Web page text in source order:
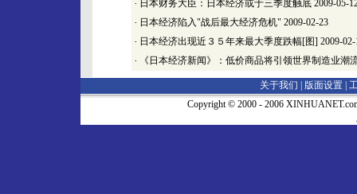
· 日本财务大臣：日本经济或于三季度触底 2009-05-
· 日本经济陷入"战后最大经济危机" 2009-02-23
· 日本经济出现近３５年来最大季度跌幅[图] 2009-02-
· 《日本经济新闻》：低价商品将引领世界制造业潮
关于我们 | 版面设置
Copyright © 2000 - 2006